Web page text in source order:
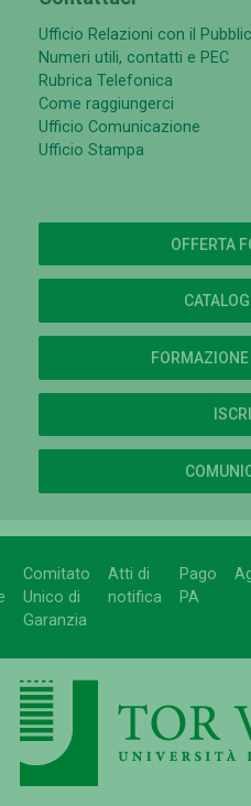
Ufficio Relazioni con il
Numeri utili, contatti e PEC
Rubrica Telefonica
Come raggiungerci
Ufficio Comunicazione
Ufficio Stampa
OFFERTA
Comitato
Unico di
Garanzia
Atti di
notifica
Pago
PA